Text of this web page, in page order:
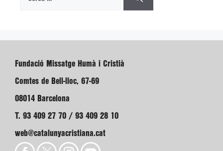
Fundació Missatge Humà i Cristià
Comtes de Bell-lloc, 67-69
08014 Barcelona
T. 93 409 27 70 / 93 409 28 10
web@catalunyacristiana.cat